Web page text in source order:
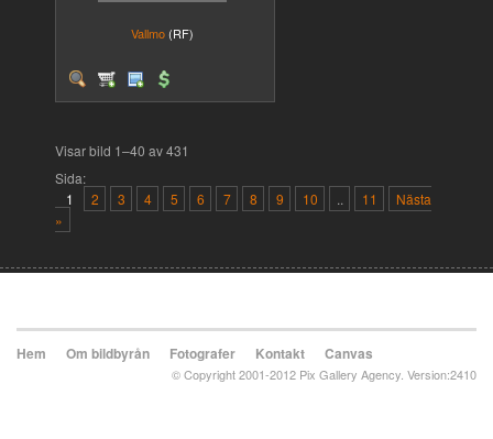
Vallmo (RF)
Visar bild 1–40 av 431
Sida:
1
2 3 4 5 6 7 8 9 10 .. 11
Nästa
»
Hem Om bildbyrån Fotografer Kontakt Canvas
© Copyright 2001-2012 Pix Gallery Agency. Version:2410